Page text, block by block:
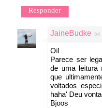
Responder
JaineBudke 04
Oi!
Parece ser
de uma leitura
que
voltados
haha' Deu
Bjoos